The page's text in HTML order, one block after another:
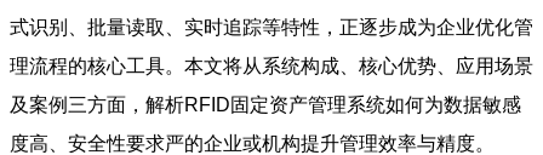
式识别、批量读取、实时追踪等特性，正逐步成为企业优化管
理流程的核心工具。本文将从系统构成、核心优势、应用场景
及案例三方面，解析RFID固定资产管理系统如何为数据敏感
度高、安全性要求严的企业或机构提升管理效率与精度。